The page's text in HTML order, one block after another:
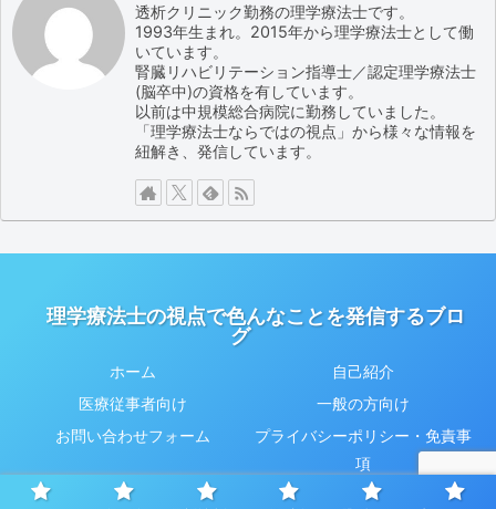
透析クリニック勤務の理学療法士です。
1993年生まれ。2015年から理学療法士として働
いています。
腎臓リハビリテーション指導士／認定理学療法士
(脳卒中)の資格を有しています。
以前は中規模総合病院に勤務していました。
「理学療法士ならではの視点」から様々な情報を
紐解き、発信しています。
理学療法士の視点で色んなことを発信するブロ
グ
ホーム
自己紹介
医療従事者向け
一般の方向け
お問い合わせフォーム
プライバシーポリシー・免責事
項
© 2024 理学療法士の視点で色んなことを発信するブログ.